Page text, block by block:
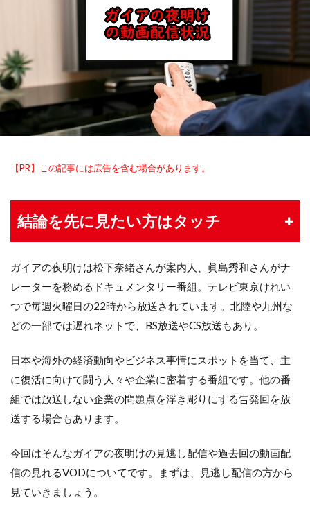
【PR】この記事には広告を含む場合があります。
結論を先に見たい方はタッチ
ガイアの夜明けは松下奈緒さんが案内人、眞島秀和さんがナ
レーターを務めるドキュメンタリー番組。テレビ東京けれい
つで毎週火曜日の22時から放送されています。北陸や九州な
どの一部では遅れネットで、BS放送やCS放送もあり。
日本や海外の経済動向やビジネス事情にスポットを当て、主
に復活に向けて闘う人々や企業に密着する番組です。他の番
組では放送しない企業の問題点を浮き彫りにする告発回を放
送する場合もあります。
今回はそんなガイアの夜明けの見逃し配信や過去回の動画配
信の見れるVODについてです。まずは、見逃し配信の方から
見ていきましょう。